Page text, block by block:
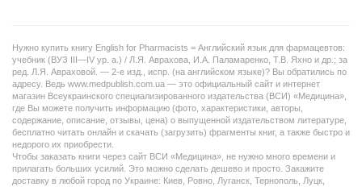
Нужно купить книгу English for Pharmacists = Английский язык для фармацевтов:
учебник (ВУЗ ІІІ—ІV ур. а.) / Л.Я. Аврахова, И.А. Паламаренко, Т.В. Яхно и др.; за
ред. Л.Я. Авраховой. — 2-е изд., испр. (на английском языке)? Вы обратились по
адресу. Ведь www.medpublish.com.ua — это официальный сайт и интернет
магазин Всеукраинского специализированного издательства (ВСИ) «Медицина»,
где Вы можете получить информацию (фото, характеристики, авторы,
содержание, описание, отзывы, цена) о выпущенной издательством литературе,
бесплатно читать онлайн и скачать (загрузить) фрагменты книг, а также быстро и
недорого их приобрести.
Чтобы заказать книги через сайт ВСИ «Медицина», не нужно много времени и
прилагать больших усилий. Это можно сделать дешево и просто. Закажите
доставку в любой город по Украине: Киев, Ровно, Луганск, Тернополь, Луцк,